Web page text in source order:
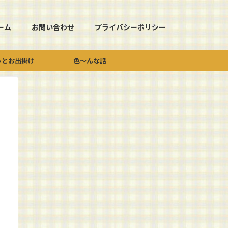
ム お問い合わせ プライバシーポリシー
お出掛け 色～んな話